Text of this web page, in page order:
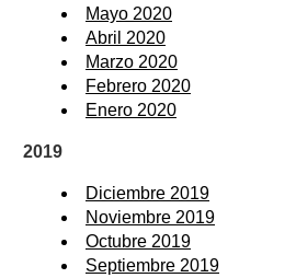
Mayo 2020
Abril 2020
Marzo 2020
Febrero 2020
Enero 2020
2019
Diciembre 2019
Noviembre 2019
Octubre 2019
Septiembre 2019